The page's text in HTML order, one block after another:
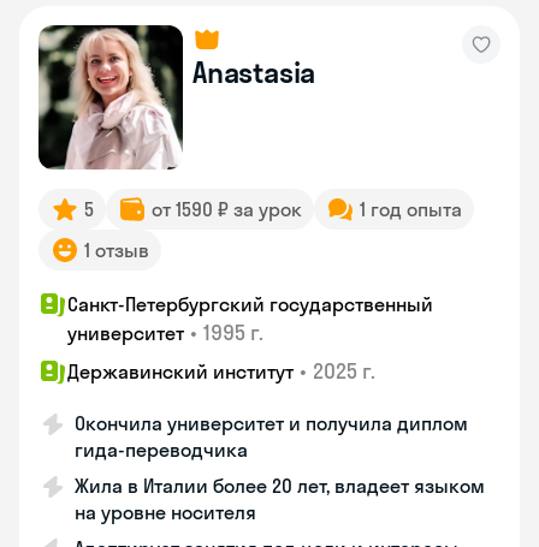
Anastasia
5 от 1590 ₽ за урок
1 год опыта
1 отзыв
Санкт-Петербургский государственный
университет • 1995 г.
Державинский институт • 2025 г.
Окончила университет и получила диплом
гида-переводчика
Жила в Италии более 20 лет, владеет языком
на уровне носителя